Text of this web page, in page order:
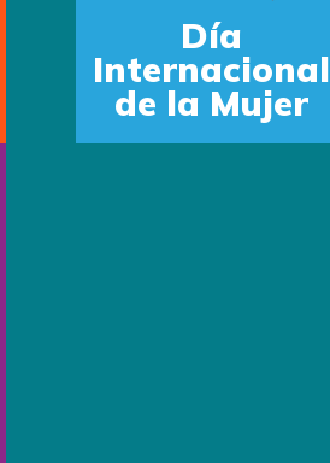
Día
Internacional
de la Mujer